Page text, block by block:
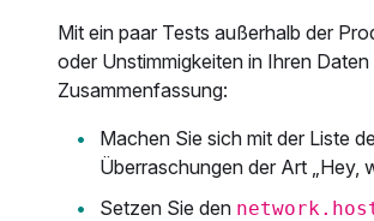
Mit ein paar Tests außerhalb der
oder Unstimmigkeiten in Ihren
Zusammenfassung:
Machen Sie sich mit der Liste
Überraschungen der Art „Hey,
Setzen Sie den